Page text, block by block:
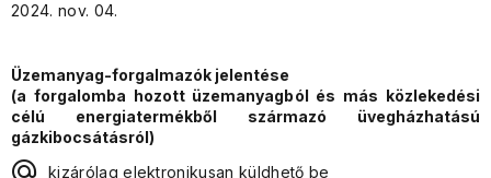
2024. nov. 04.
Üzemanyag-forgalmazók jelentése
(a forgalomba hozott üzemanyagból és más közlekedési
célú energiatermékből származó üvegházhatású
gázkibocsátásról)
kizárólag elektronikusan küldhető be